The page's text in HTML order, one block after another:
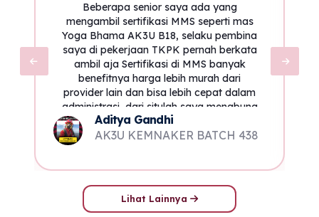
Beberapa senior saya ada yang
mengambil sertifikasi MMS seperti mas
Yoga Bhama AK3U B18, selaku pembina
saya di pekerjaan TKPK pernah berkata
ambil aja Sertifikasi di MMS banyak
benefitnya harga lebih murah dari
provider lain dan bisa lebih cepat dalam
administrasi, dari situlah saya menabung
untuk ambil sertifikasi
Aditya Gandhi
AK3U KEMNAKER BATCH 438
Lihat Lainnya